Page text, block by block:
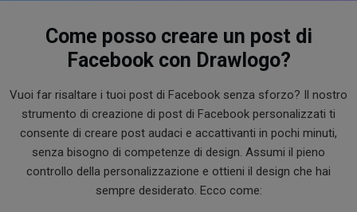
Come posso creare un post di
Facebook con Drawlogo?
Vuoi far risaltare i tuoi post di Facebook senza sforzo? Il nostro
strumento di creazione di post di Facebook personalizzati ti
consente di creare post audaci e accattivanti in pochi minuti,
senza bisogno di competenze di design. Assumi il pieno
controllo della personalizzazione e ottieni il design che hai
sempre desiderato. Ecco come: